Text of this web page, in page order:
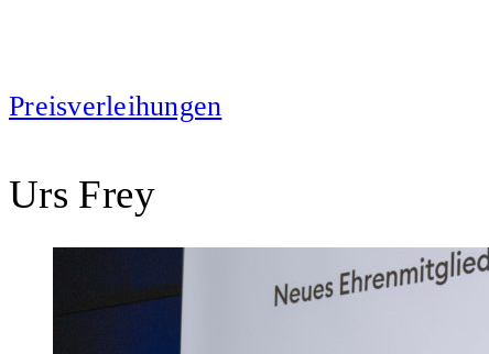
Preisverleihungen
Urs Frey